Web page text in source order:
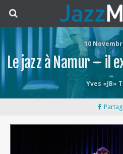
10
Le jazz à Namur – il
Yves «JB»